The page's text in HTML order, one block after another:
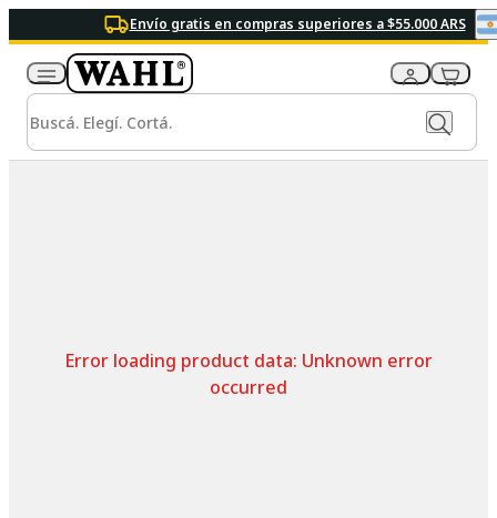
Envío gratis en compras superiores a $55.000 ARS
Error loading product data: Unknown error
occurred